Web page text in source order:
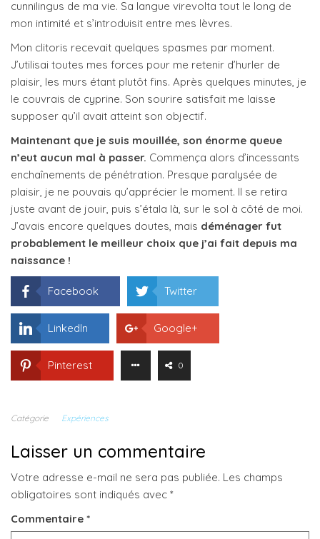
cunnilingus de ma vie. Sa langue virevolta tout le long de
mon intimité et s’introduisit entre mes lèvres.
Mon clitoris recevait quelques spasmes par moment.
J’utilisai toutes mes forces pour me retenir d’hurler de
plaisir, les murs étant plutôt fins. Après quelques minutes, je
le couvrais de cyprine. Son sourire satisfait me laisse
supposer qu’il avait atteint son objectif.
Maintenant que je suis mouillée, son énorme queue
n’eut aucun mal à passer. Commença alors d’incessants
enchaînements de pénétration. Presque paralysée de
plaisir, je ne pouvais qu’apprécier le moment. Il se retira
juste avant de jouir, puis s’étala là, sur le sol à côté de moi.
J’avais encore quelques doutes, mais déménager fut
probablement le meilleur choix que j’ai fait depuis ma
naissance !
Facebook Twitter
LinkedIn Google+
Pinterest 0
Catégorie Expériences
Laisser un commentaire
Votre adresse e-mail ne sera pas publiée. Les champs
obligatoires sont indiqués avec *
Commentaire *